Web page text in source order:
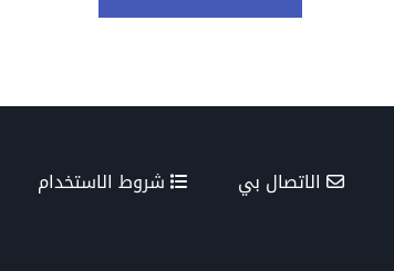
الاتصال بي شروط الاستخدام